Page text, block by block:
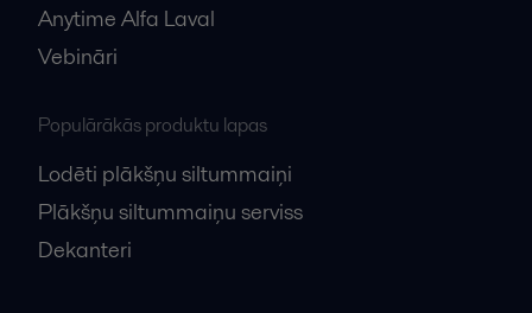
Anytime Alfa Laval
Vebināri
Populārākās produktu lapas
Lodēti plākšņu siltummaiņi
Plākšņu siltummaiņu serviss
Dekanteri